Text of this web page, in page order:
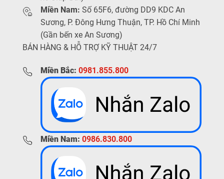
Miền Nam: Số 65F6, đường DD9 KDC An
Sương, P. Đông Hưng Thuận, TP. Hồ Chí Minh
(Gần bến xe An Sương)
BÁN HÀNG & HỖ TRỢ KỸ THUẬT 24/7
Miền Bắc: 0981.855.800
Miền Nam: 0986.830.800